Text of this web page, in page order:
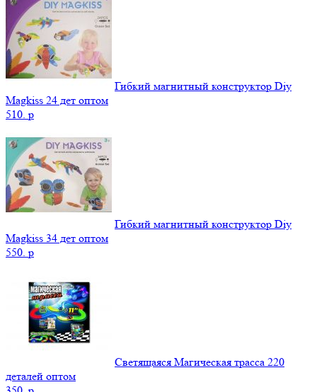
Гибкий магнитный конструктор Diy
Magkiss 24 дет оптом
510. p
Гибкий магнитный конструктор Diy
Magkiss 34 дет оптом
550. p
Светящаяся Магическая трасса 220
деталей оптом